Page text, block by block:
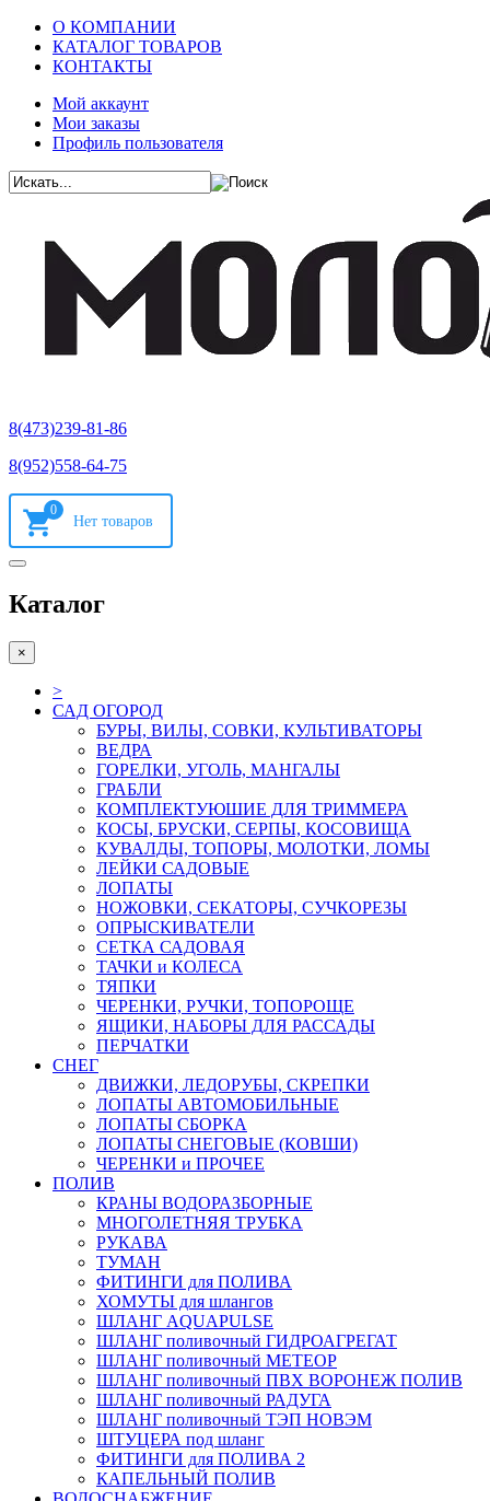
О КОМПАНИИ
КАТАЛОГ ТОВАРОВ
КОНТАКТЫ
Мой аккаунт
Мои заказы
Профиль пользователя
8(473)239-81-86
8(952)558-64-75
0
Каталог
×
>
САД ОГОРОД
БУРЫ, ВИЛЫ, СОВКИ, КУЛЬТИВАТОРЫ
ВЕДРА
ГОРЕЛКИ, УГОЛЬ, МАНГАЛЫ
ГРАБЛИ
КОМПЛЕКТУЮШИЕ ДЛЯ ТРИММЕРА
КОСЫ, БРУСКИ, СЕРПЫ, КОСОВИЩА
КУВАЛДЫ, ТОПОРЫ, МОЛОТКИ, ЛОМЫ
ЛЕЙКИ САДОВЫЕ
ЛОПАТЫ
НОЖОВКИ, СЕКАТОРЫ, СУЧКОРЕЗЫ
ОПРЫСКИВАТЕЛИ
СЕТКА САДОВАЯ
ТАЧКИ и КОЛЕСА
ТЯПКИ
ЧЕРЕНКИ, РУЧКИ, ТОПОРОЩЕ
ЯЩИКИ, НАБОРЫ ДЛЯ РАССАДЫ
ПЕРЧАТКИ
СНЕГ
ДВИЖКИ, ЛЕДОРУБЫ, СКРЕПКИ
ЛОПАТЫ АВТОМОБИЛЬНЫЕ
ЛОПАТЫ СБОРКА
ЛОПАТЫ СНЕГОВЫЕ (КОВШИ)
ЧЕРЕНКИ и ПРОЧЕЕ
ПОЛИВ
КРАНЫ ВОДОРАЗБОРНЫЕ
МНОГОЛЕТНЯЯ ТРУБКА
РУКАВА
ТУМАН
ФИТИНГИ для ПОЛИВА
ХОМУТЫ для шлангов
ШЛАНГ AQUAPULSE
ШЛАНГ поливочный ГИДРОАГРЕГАТ
ШЛАНГ поливочный МЕТЕОР
ШЛАНГ поливочный ПВХ ВОРОНЕЖ ПОЛИВ
ШЛАНГ поливочный РАДУГА
ШЛАНГ поливочный ТЭП НОВЭМ
ШТУЦЕРА под шланг
ФИТИНГИ для ПОЛИВА 2
КАПЕЛЬНЫЙ ПОЛИВ